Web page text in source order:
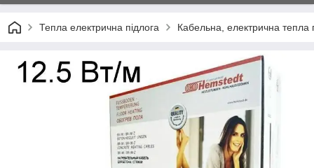
Тепла електрична підлога Кабельна, електрична